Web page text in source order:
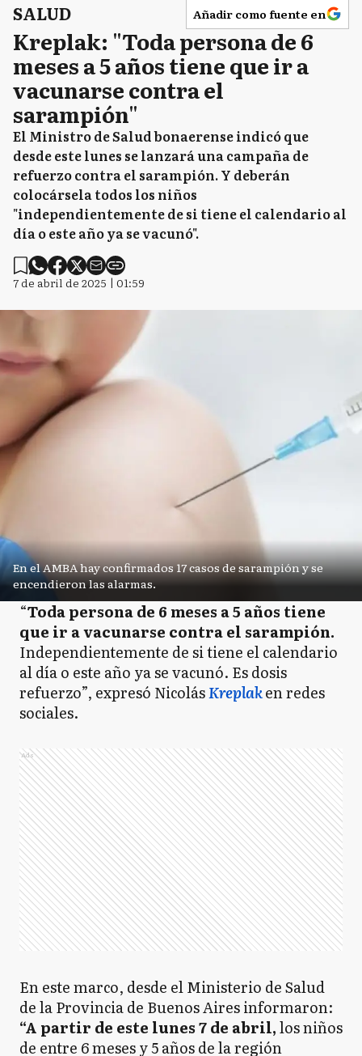
Baradero
CS Capitán Sarmiento
CD Carmen de Areco
C Colón
ED
P
S Salto
SA San Andrés de Giles
SN San Nicolás
SP San Pedro
Z Zárate
AB Almirante Brown
SALUD Añadir como fuente en
Kreplak: "Toda persona de 6
meses a 5 años tiene que ir a
vacunarse contra el
sarampión"
El Ministro de Salud bonaerense indicó que
desde este lunes se lanzará una campaña de
refuerzo contra el sarampión. Y deberán
colocársela todos los niños
"independientemente de si tiene el calendario al
día o este año ya se vacunó".
7 de abril de 2025 | 01:59
En el AMBA hay confirmados 17 casos de sarampión y se
encendieron las alarmas.
“Toda persona de 6 meses a 5 años tiene
que ir a vacunarse contra el sarampión.
Independientemente de si tiene el calendario
al día o este año ya se vacunó. Es dosis
refuerzo”, expresó NicolásKreplaken redes
sociales.
Ads
En este marco, desde el Ministerio de Salud
de la Provincia de Buenos Aires informaron:
“A partir de este lunes 7 de abril,los niños
de entre 6 meses y 5 años de la región